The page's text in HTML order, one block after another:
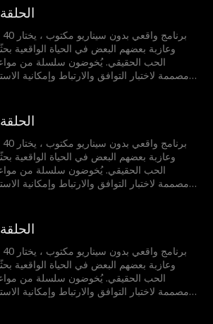
العلاقات الناشئة للآخرين، سيحصلون على
مالية. هل يمكن للحب أن يصمد أمام قصفالحلقة 78
وعازبة بعضهم البعض في الحياة الواقعية
الحب الحقيقي. يُخوضون سلسلة من
مصممة لاختبار التوافق والارتباط وإمكانية
العلاقات الناشئة للآخرين، سيحصلون على
مالية. هل يمكن للحب أن يصمد أمام قصفالحلقة 79
وعازبة بعضهم البعض في الحياة الواقعية
الحب الحقيقي. يُخوضون سلسلة من
مصممة لاختبار التوافق والارتباط وإمكانية
العلاقات الناشئة للآخرين، سيحصلون على
مالية. هل يمكن للحب أن يصمد أمام قصفالحلقة 80
وعازبة بعضهم البعض في الحياة الواقعية
الحب الحقيقي. يُخوضون سلسلة من
مصممة لاختبار التوافق والارتباط وإمكانية